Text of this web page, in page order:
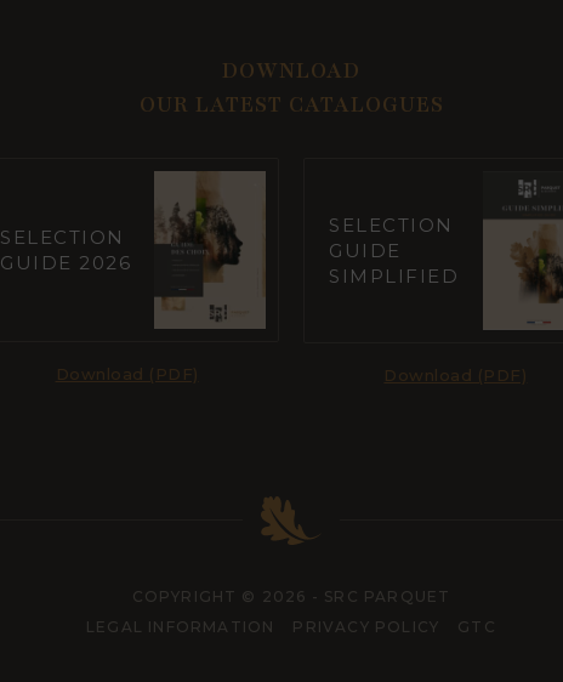
DOWNLOAD
OUR LATEST CATALOGUES
SELECTION
GUIDE 2026
Download (PDF)
SELECTION
GUIDE
SIMPLIFIED
Download (PDF)
COPYRIGHT © 2026 - SRC PARQUET
LEGAL INFORMATION
PRIVACY POLICY GTC